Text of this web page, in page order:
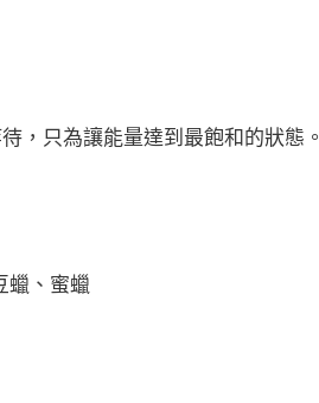
，只為讓能量達到最飽和的狀態。
蠟、蜜蠟